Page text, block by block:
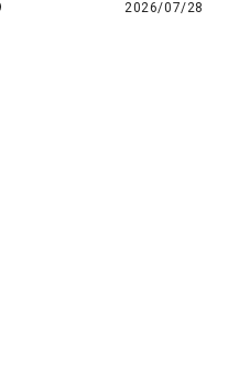
2026/07/28